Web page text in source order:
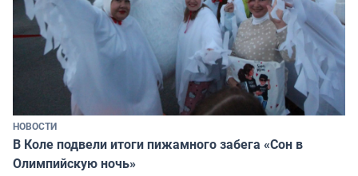
НОВОСТИ
В Коле подвели итоги пижамного забега «Сон в
Олимпийскую ночь»